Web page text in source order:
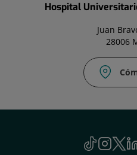
Hospital
Juan
28006
TikTok
EsteInstagram
EsteEnlace